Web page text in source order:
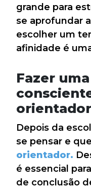
grande para
se aprofundar
escolher um
afinidade é
Fazer
orientador
Depois da
se pensar e
orientador.
é essencial
de conclusão